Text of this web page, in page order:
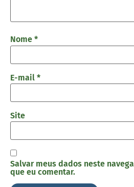
Nome *
E-mail *
Site
Salvar meus dados neste
que eu comentar.